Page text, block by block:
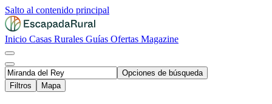
Salto al contenido principal
Inicio Casas Rurales Guías Ofertas Magazine
Opciones de búsqueda
Filtros
Mapa